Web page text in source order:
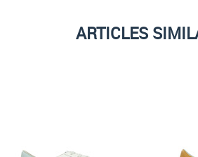
ARTICLES